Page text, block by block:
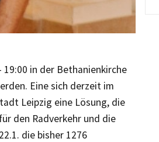
in der Bethanienkirche
Eine sich derzeit im
Leipzig eine Lösung, die
den Radverkehr und die
die bisher 1276